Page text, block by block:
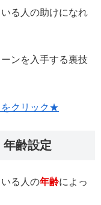
る人の助けになれ
ンを入手する裏技
クリック★
年齢設定
る人の年齢によっ